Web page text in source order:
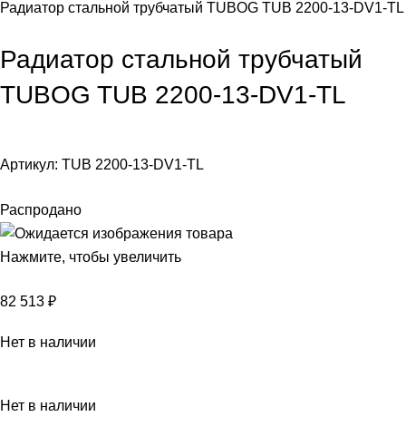
Радиатор стальной трубчатый TUBOG TUB 2200-13-DV1-TL
Радиатор стальной трубчатый
TUBOG TUB 2200-13-DV1-TL
Артикул: TUB 2200-13-DV1-TL
Распродано
Нажмите, чтобы увеличить
82 513 ₽
Нет в наличии
Нет в наличии